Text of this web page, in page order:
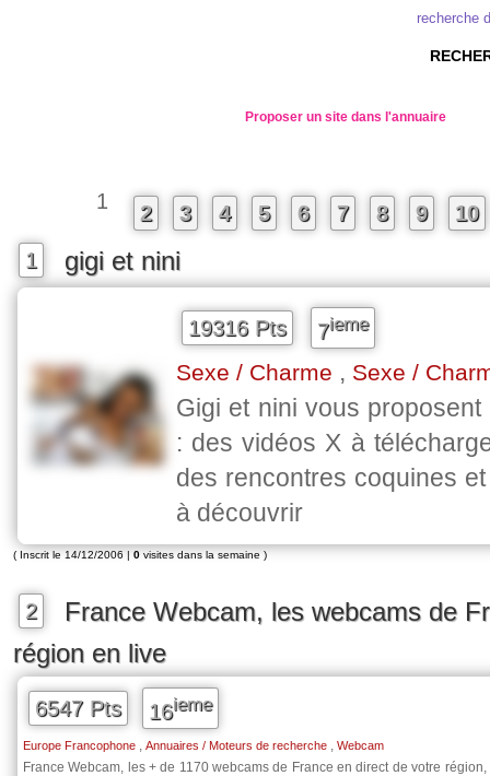
recherche
Proposer un site dans l'annuaire
1 2 3 4 5 6 7 8 9
10
1
gigi et nini
19316 Pts 7ieme
Sexe / Charme , Sexe /
Gigi et nini vous
: des vidéos X à
des rencontres coquines
à découvrir
( Inscrit le 14/12/2006 | 0 visites dans la semaine )
2
France Webcam, les webcams de
région en live
6547 Pts 16ieme
Europe Francophone Annuaires / Moteurs de recherche Webcam
France Webcam, les + de 1170 webcams de France en direct de votre